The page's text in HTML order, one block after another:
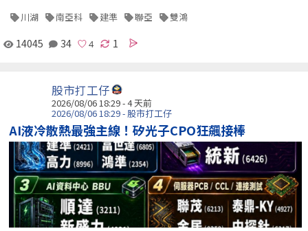
川湖 南亞科 建準 聯亞 雙鴻
14045 34 1
股市打工仔
2026/08/06 18:29 - 4 天前
2026/08/06 18:29 - 股市打工仔
AI液冷散熱最強主線！矽光子CPO狂飆接棒